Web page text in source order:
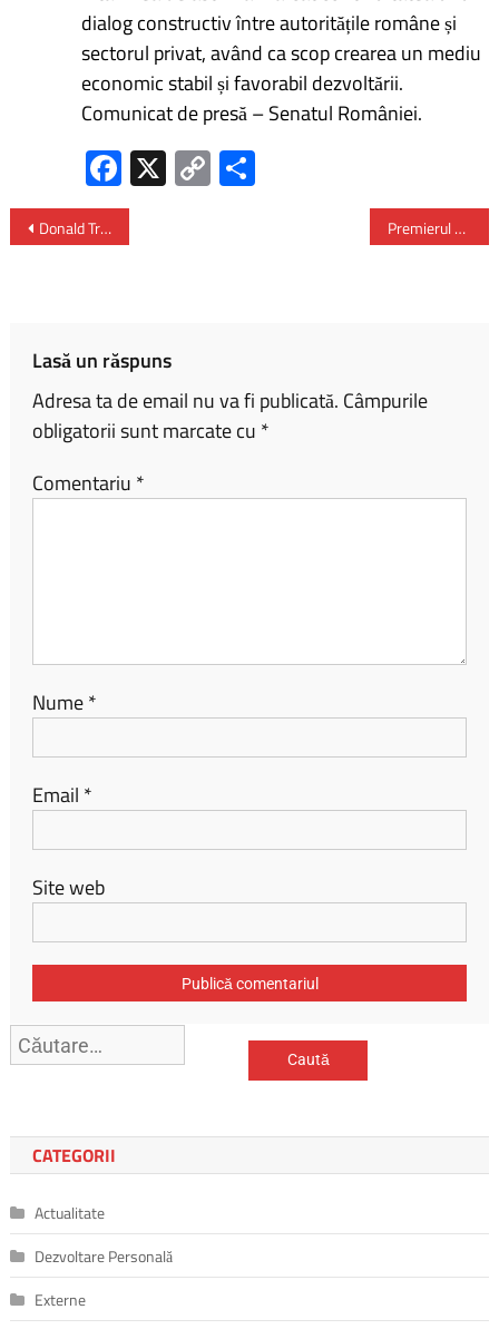
dialog constructiv între autoritățile române și
sectorul privat, având ca scop crearea un mediu
economic stabil și favorabil dezvoltării.
Comunicat de presă – Senatul României.
Fa
ce
b
X C
o
Donald Trump -„Statele Unite vor prelua controlul asupra Fâşiei Gaza şi vom face o treabă bună cu ea” Premierul Marcel Ciolacu – mesaj transmis cu prilejul Centenarului Patriarhiei Române
Lasă un răspuns
Adresa ta de email nu va fi publicată. Câmpurile
obligatorii sunt marcate cu *
Comentariu *
Nume*
Email *
Site web
Caută
după:
CATEGORII
Actualitate
Dezvoltare Personală
Externe